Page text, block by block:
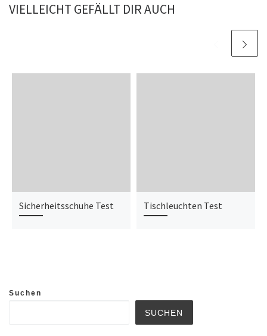
VIELLEICHT GEFÄLLT DIR AUCH
Sicherheitsschuhe Test Tischleuchten Test
Suchen
SUCHEN